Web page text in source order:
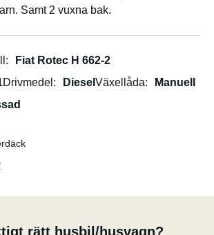
Samt 2 vuxna bak.
Fiat Rotec H 662-2
Drivmedel Diesel Växellåda
Manuell
rätt husbil/husvagn?